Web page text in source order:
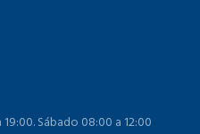
Sábado 08:00 a 12:00